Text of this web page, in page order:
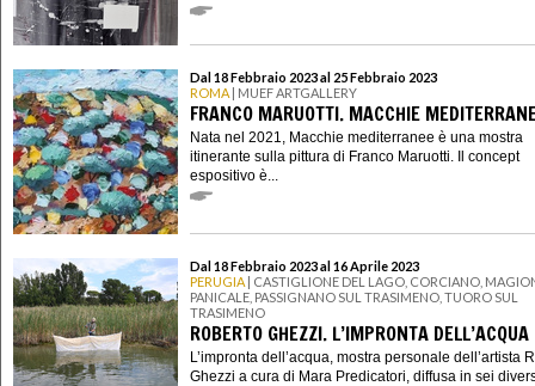
Dal 18 Febbraio 2023 al 25 Febbraio 2023
ROMA | MUEF ARTGALLERY
FRANCO MARUOTTI. MACCHIE
Nata nel 2021, Macchie mediterranee è una mostra
itinerante sulla pittura di Franco Maruotti. Il concept
espositivo è...
Dal 18 Febbraio 2023 al 16 Aprile 2023
PERUGIA | CASTIGLIONE DEL LAGO, CORCIANO,
PANICALE, PASSIGNANO SUL TRASIMENO, TUORO SUL
TRASIMENO
ROBERTO GHEZZI. L’IMPRONTA DELL’ACQUA
L’impronta dell’acqua, mostra personale dell’artista
Ghezzi a cura di Mara Predicatori, diffusa in sei